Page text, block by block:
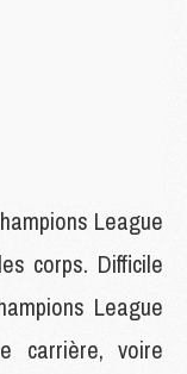
League
corps. Difficile
League
carrière, voire